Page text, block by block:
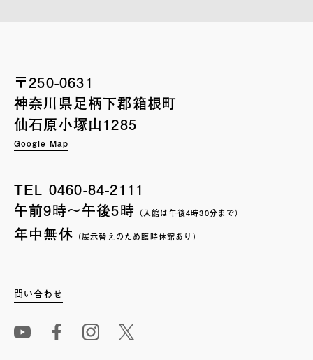
〒250-0631
神奈川県足柄下郡箱根町
仙石原小塚山1285
Google Map
TEL 0460-84-2111
午前9時〜午後5時 （入館は午後4時30分まで）
年中無休 （展示替えのため臨時休館あり）
問い合わせ